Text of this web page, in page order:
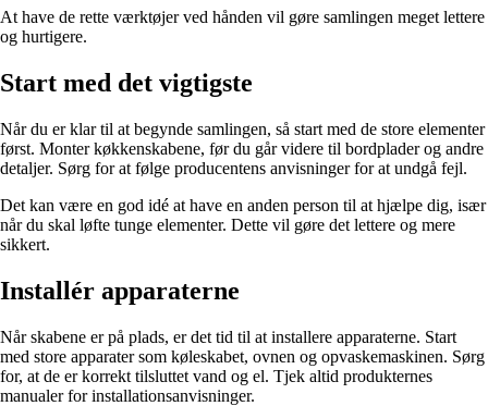
At have de rette værktøjer ved hånden vil gøre samlingen meget lettere
og hurtigere.
Start med det vigtigste
Når du er klar til at begynde samlingen, så start med de store elementer
først. Monter køkkenskabene, før du går videre til bordplader og andre
detaljer. Sørg for at følge producentens anvisninger for at undgå fejl.
Det kan være en god idé at have en anden person til at hjælpe dig, især
når du skal løfte tunge elementer. Dette vil gøre det lettere og mere
sikkert.
Installér apparaterne
Når skabene er på plads, er det tid til at installere apparaterne. Start
med store apparater som køleskabet, ovnen og opvaskemaskinen. Sørg
for, at de er korrekt tilsluttet vand og el. Tjek altid produkternes
manualer for installationsanvisninger.